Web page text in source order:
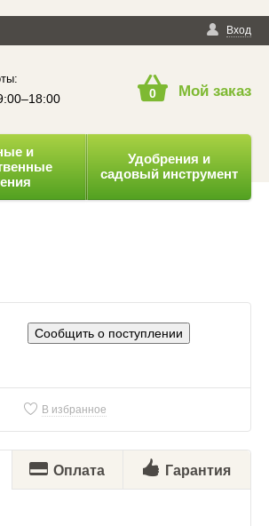
Вход
0 Мой заказ
и
Удобрения и
садовый инструмент
Сообщить о поступлении
В избранное
Оплата Гарантия